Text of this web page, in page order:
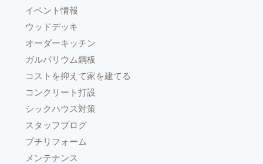
イベント情報
ウッドデッキ
オーダーキッチン
ガルバリウム鋼板
コストを抑えて家を建てる
コンクリート打設
シックハウス対策
スタッフブログ
プチリフォーム
メンテナンス